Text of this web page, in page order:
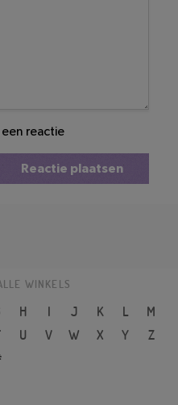
reactie
Reactie plaatsen
WINKELS
H I J K L
M
U V W X Y
Z